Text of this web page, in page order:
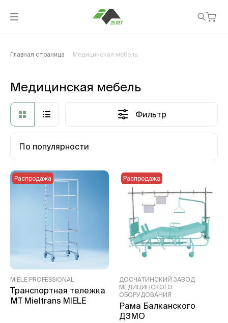
Главная страница Медицинская мебель
Медицинская мебель
Фильтр
По популярности
MIELE PROFESSIONAL
Транспортная тележка
МТ Mieltrans MIELE
Распродажа
ДОСЧАТИНСКИЙ ЗАВОД
МЕДИЦИНСКОГО
ОБОРУДОВАНИЯ
Рама Балканского
ДЗМО
Распродажа